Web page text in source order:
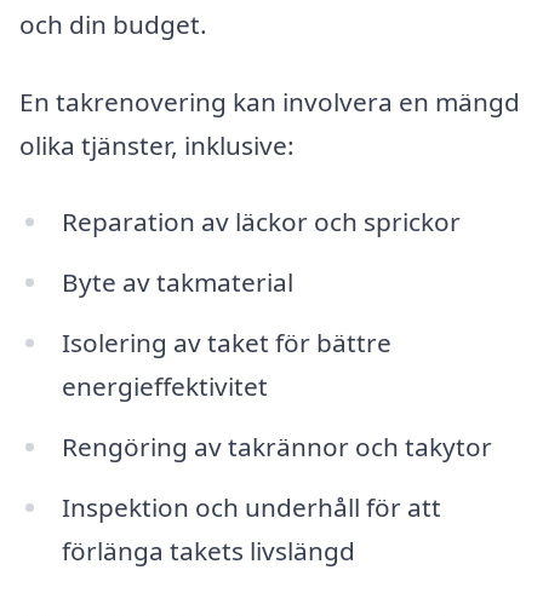
och din budget.
En takrenovering kan involvera en mängd
olika tjänster, inklusive:
Reparation av läckor och sprickor
Byte av takmaterial
Isolering av taket för bättre
energieffektivitet
Rengöring av takrännor och takytor
Inspektion och underhåll för att
förlänga takets livslängd